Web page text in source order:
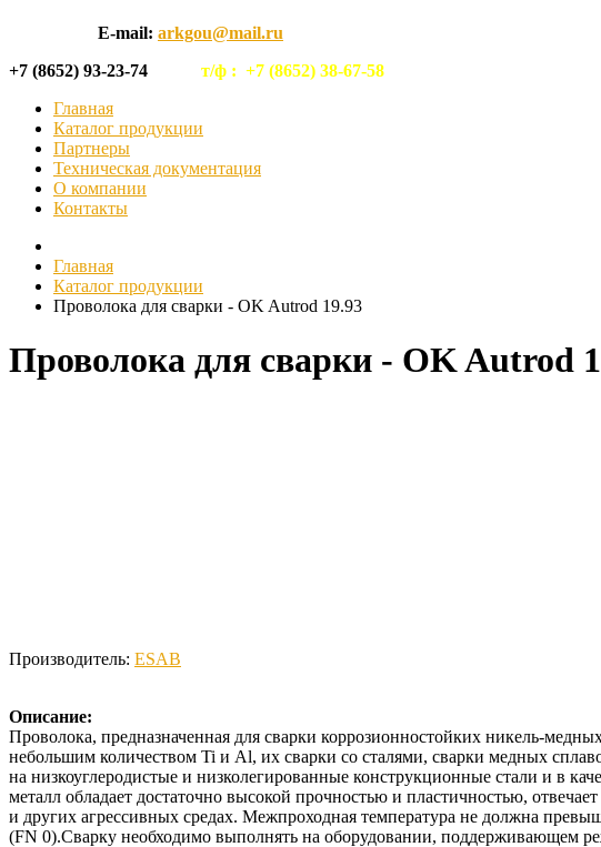
E-mail: arkgou@mail.ru
+7 (8652) 93-23-74 т/ф : +7 (8652) 38-67-58
Главная
Каталог продукции
Партнеры
Техническая документация
О компании
Контакты
Главная
Каталог продукции
Проволока для сварки - OK Autrod 19.93
Проволока для сварки - OK Autrod
Производитель: ESAB
Описание:
Проволока, предназначенная для сварки коррозионностойких никель-
небольшим количеством Ti и Al, их сварки со сталями, сварки медных
на низкоуглеродистые и низколегированные конструкционные стали и в
металл обладает достаточно высокой прочностью и пластичностью,
и других агрессивных средах. Межпроходная температура не должна
(FN 0).Сварку необходимо выполнять на оборудовании, поддерживающем